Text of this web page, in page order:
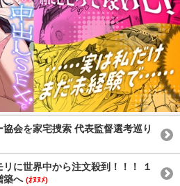
会を家宅捜索 代表監督選考巡り
リに世界中から注文殺到！！！ １
築へ (ｵﾇﾇﾒ)